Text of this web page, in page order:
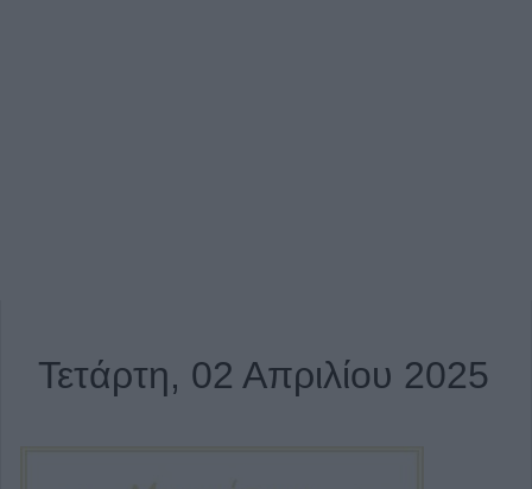
Τετάρτη, 02 Απριλίου 2025